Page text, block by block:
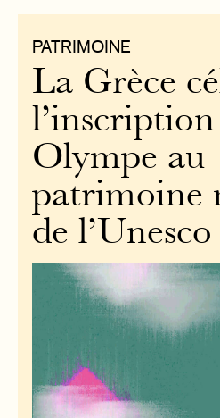
PATRIMOINE
La Grèce
Olympe au
patrimoine
de l’Unesco